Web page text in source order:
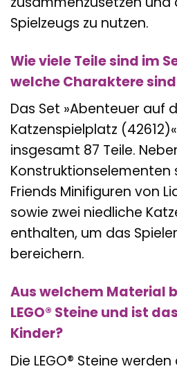
Spielzeugs zu nutzen.
Wie viele Teile sind im
welche Charaktere
Das Set »Abenteuer auf
Katzenspielplatz
insgesamt 87 Teile.
Konstruktionselementen
Friends Minifiguren von
sowie zwei niedliche
enthalten, um das
bereichern.
Aus welchem Material
LEGO® Steine und ist
Kinder?
Die LEGO® Steine werden